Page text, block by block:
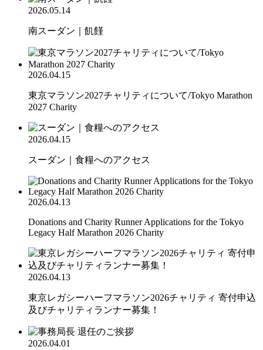
2026.05.14
南スーダン｜飢饉
2026.04.15
東京マラソン2027チャリティについて/Tokyo Marathon
2027 Charity
2026.04.15
スーダン｜食糧へのアクセス
2026.04.13
Donations and Charity Runner Applications for the Tokyo
Legacy Half Marathon 2026 Charity
2026.04.13
東京レガシーハーフマラソン2026チャリティ 寄付申込
及びチャリティランナー募集！
2026.04.01